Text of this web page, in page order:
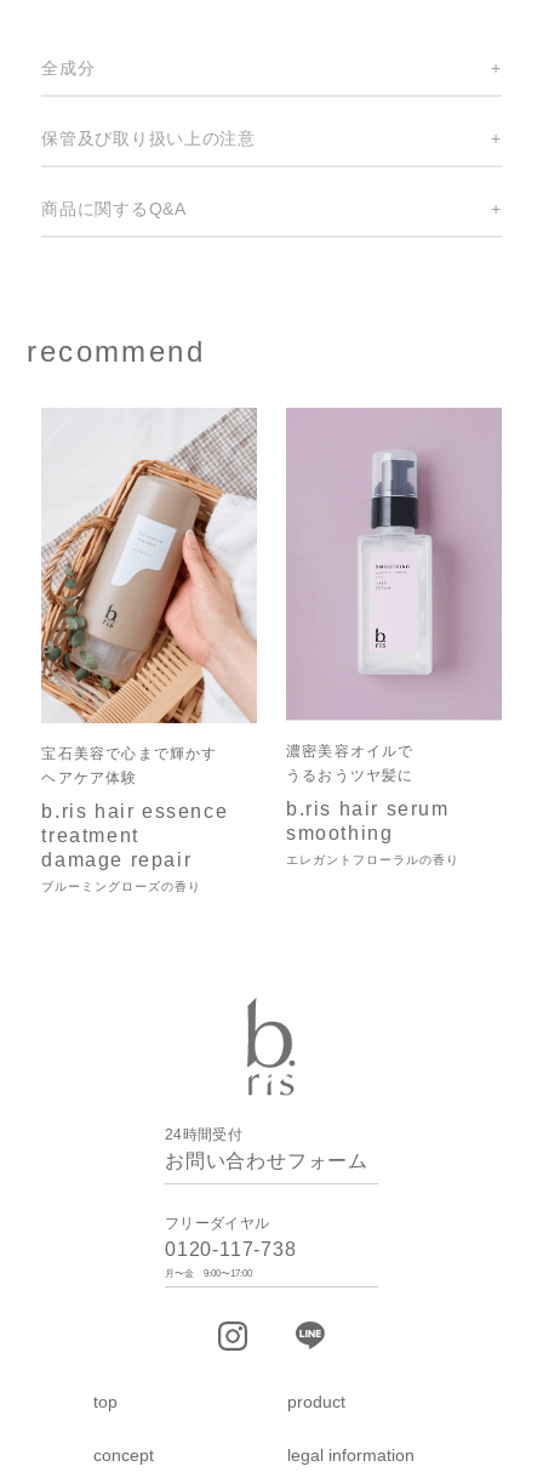
全成分 +
保管及び取り扱い上の注意 +
商品に関するQ&A +
recommend
宝石美容で心まで輝かす
ヘアケア体験
b.ris hair essence
treatment
damage repair
ブルーミングローズの香り
濃密美容オイルで
うるおうツヤ髪に
b.ris hair serum
smoothing
エレガントフローラルの香り
24時間受付
お問い合わせフォーム
フリーダイヤル
0120-117-738
月〜金 9:00〜17:00
top product
concept legal information